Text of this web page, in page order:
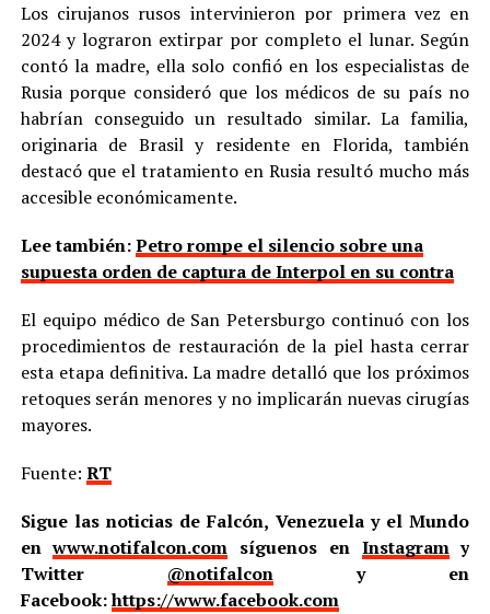
Los cirujanos rusos intervinieron por primera vez en
2024 y lograron extirpar por completo el lunar. Según
contó la madre, ella solo confió en los especialistas de
Rusia porque consideró que los médicos de su país no
habrían conseguido un resultado similar. La familia,
originaria de Brasil y residente en Florida, también
destacó que el tratamiento en Rusia resultó mucho más
accesible económicamente.
Lee también:Petro rompe el silencio sobre una
supuesta orden de captura de Interpol en su contra
El equipo médico de San Petersburgo continuó con los
procedimientos de restauración de la piel hasta cerrar
esta etapa definitiva. La madre detalló que los próximos
retoques serán menores y no implicarán nuevas cirugías
mayores.
Fuente: RT
Sigue las noticias de Falcón, Venezuela y el Mundo
enwww.notifalcon.com síguenos en Instagramy
Twitter @notifalcony en
Facebook:https://www.facebook.com